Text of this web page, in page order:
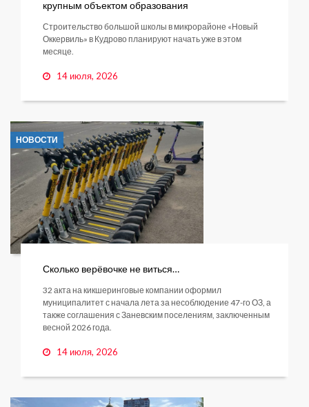
крупным объектом образования
Строительство большой школы в микрорайоне «Новый
Оккервиль» в Кудрово планируют начать уже в этом
месяце.
14 июля, 2026
НОВОСТИ
Сколько верёвочке не виться…
32 акта на кикшеринговые компании оформил
муниципалитет с начала лета за несоблюдение 47-го ОЗ, а
также соглашения с Заневским поселениям, заключенным
весной 2026 года.
14 июля, 2026